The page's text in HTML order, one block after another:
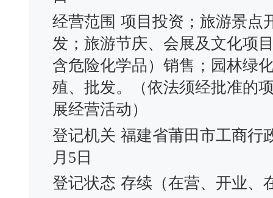
经营范围 项目投资；旅游景点
发；旅游节庆、会展及文化项
含危险化学品）销售；园林绿
殖、批发。（依法须经批准的
展经营活动）
登记机关 福建省莆田市工商行
月5日
登记状态 存续（在营、开业、